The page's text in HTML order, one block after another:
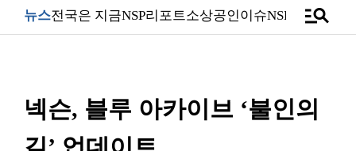
뉴스전국은 지금NSP리포트소상공인이슈NSPTVmanage_search
넥슨, 블루 아카이브 ‘불인의